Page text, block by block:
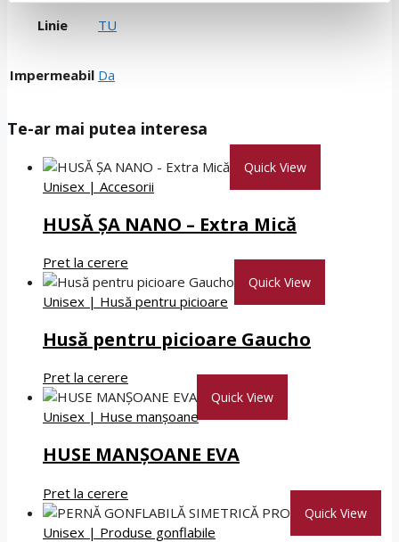
Linie TU
Impermeabil Da
Te-ar mai putea interesa
Quick View
Unisex | Accesorii
HUSĂ ȘA NANO – Extra Mică
Pret la cerere
Quick View
Unisex | Husă pentru picioare
Husă pentru picioare Gaucho
Pret la cerere
Quick View
Unisex | Huse manșoane
HUSE MANȘOANE EVA
Pret la cerere
Quick View
Unisex | Produse gonflabile